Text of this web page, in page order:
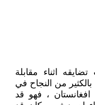
اثناء مقابلة
بالكثير من النجاح في
، فهو قد